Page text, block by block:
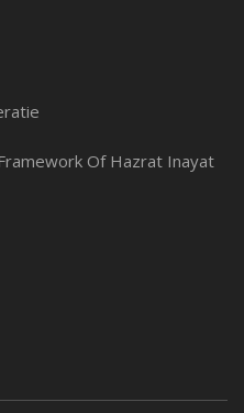
Of Hazrat Inayat